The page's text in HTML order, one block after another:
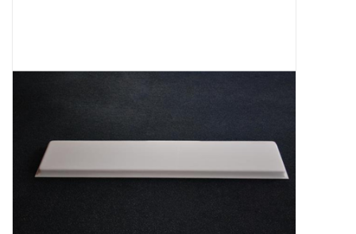
Stoel Verlagen